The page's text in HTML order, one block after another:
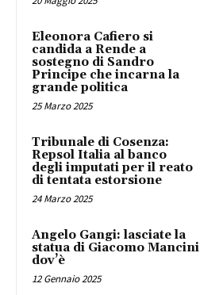
Eleonora Cafiero si
candida a Rende a
sostegno di Sandro
Principe che incarna la
grande politica
25 Marzo 2025
Tribunale di Cosenza:
Repsol Italia al banco
degli imputati per il reato
di tentata estorsione
24 Marzo 2025
Angelo Gangi: lasciate la
statua di Giacomo Mancini
dov’è
12 Gennaio 2025